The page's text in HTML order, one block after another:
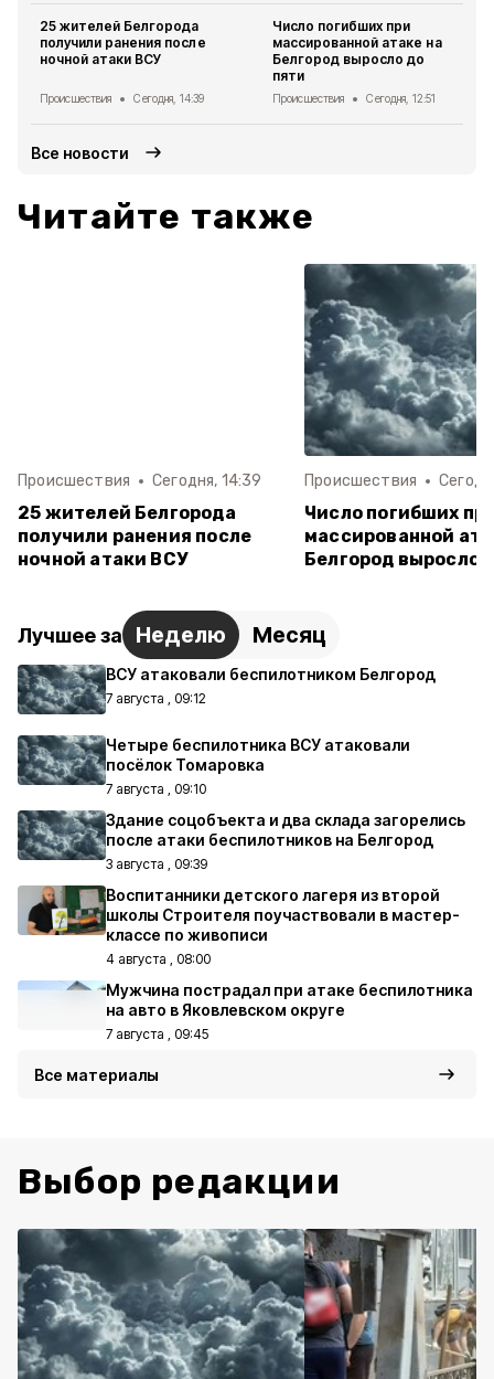
25 жителей Белгорода
получили ранения после
ночной атаки ВСУ
Происшествия Сегодня, 14:39
Число погибших при
массированной атаке на
Белгород выросло до
пяти
Происшествия Сегодня, 12:51
Все новости
Читайте также
Происшествия Сегодня, 14:39
25 жителей Белгорода
получили ранения после
ночной атаки ВСУ
Происшествия
Число погибших
массированной
Белгород выросло
Лучшее за Неделю Месяц
ВСУ атаковали беспилотником Белгород
7 августа , 09:12
Четыре беспилотника ВСУ атаковали
посёлок Томаровка
7 августа , 09:10
Здание соцобъекта и два склада загорелись
после атаки беспилотников на Белгород
3 августа , 09:39
Воспитанники детского лагеря из второй
школы Строителя поучаствовали в мастер-
классе по живописи
4 августа , 08:00
Мужчина пострадал при атаке беспилотника
на авто в Яковлевском округе
7 августа , 09:45
Все материалы
Выбор редакции